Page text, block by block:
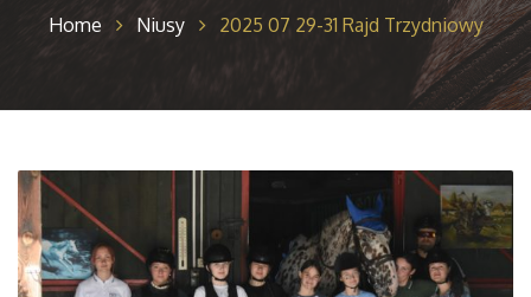
Home Niusy 2025 07 29-31 Rajd Trzydniowy